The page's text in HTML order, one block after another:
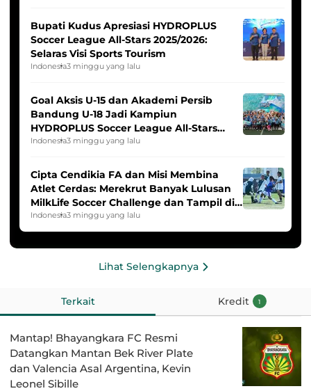
Bupati Kudus Apresiasi HYDROPLUS
Soccer League All-Stars 2025/2026:
Selaras Visi Sports Tourism
Indonesia3 minggu yang lalu
Goal Aksis U-15 dan Akademi Persib
Bandung U-18 Jadi Kampiun
HYDROPLUS Soccer League All-Stars
2025/2026
Indonesia3 minggu yang lalu
Cipta Cendikia FA dan Misi Membina
Atlet Cerdas: Merekrut Banyak Lulusan
MilkLife Soccer Challenge dan Tampil di
HYDROPLUS Soccer League
Indonesia3 minggu yang lalu
Lihat Selengkapnya
Terkait Kredit 1
Mantap! Bhayangkara FC Resmi
Datangkan Mantan Bek River Plate
dan Valencia Asal Argentina, Kevin
Leonel Sibille